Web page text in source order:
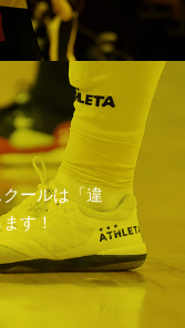
ールは「違
す！